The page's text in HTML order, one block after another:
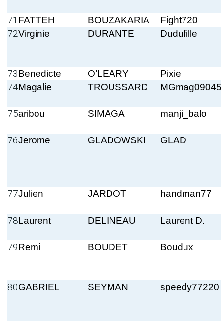
71 FATTEH BOUZAKARIA Fight720
72Virginie DURANTE Dudufille
73Benedicte O’LEARY Pixie
74Magalie TROUSSARD
75aribou SIMAGA manji_balo
76Jerome GLADOWSKI GLAD
77Julien JARDOT handman77
78Laurent DELINEAU Laurent D.
79Remi BOUDET Boudux
80GABRIEL SEYMAN speedy77220